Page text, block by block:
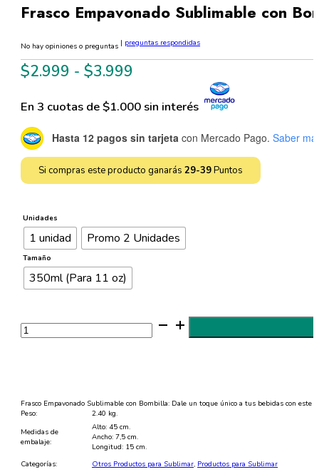
Frasco Empavonado Sublimable con
No hay opiniones o preguntas | preguntas respondidas
$2.999 - $3.999
precios:
desde
$2.999
hasta
$3.999
En 3 cuotas de $1.000 sin interés
Hasta 12 pagos sin tarjeta con Mercado Pago. Saber
Si compras este producto ganarás29-39Puntos
Unidades
1 unidad Promo 2 Unidades
Tamaño
350ml (Para 11 oz)
Frasco
Empavonado
Sublimable
Unidades
cantidad
Frasco Empavonado Sublimable con Bombilla: Dale un toque único a tus bebidas con
Peso:
2.40 kg.
Medidas de
embalaje:
Alto: 45 cm.
Ancho: 7,5 cm.
Longitud: 15 cm.
Categorías:
Otros Productos para Sublimar, Productos para Sublimar